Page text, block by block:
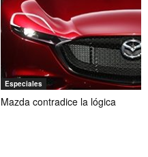
Especiales
Mazda contradice la lógica